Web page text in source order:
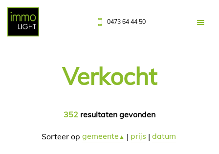
0473 64 44 50
Verkocht
352 resultaten gevonden
Sorteer op gemeente ▲ | prijs | datum